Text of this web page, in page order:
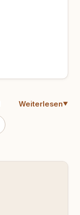
Weiterlesen